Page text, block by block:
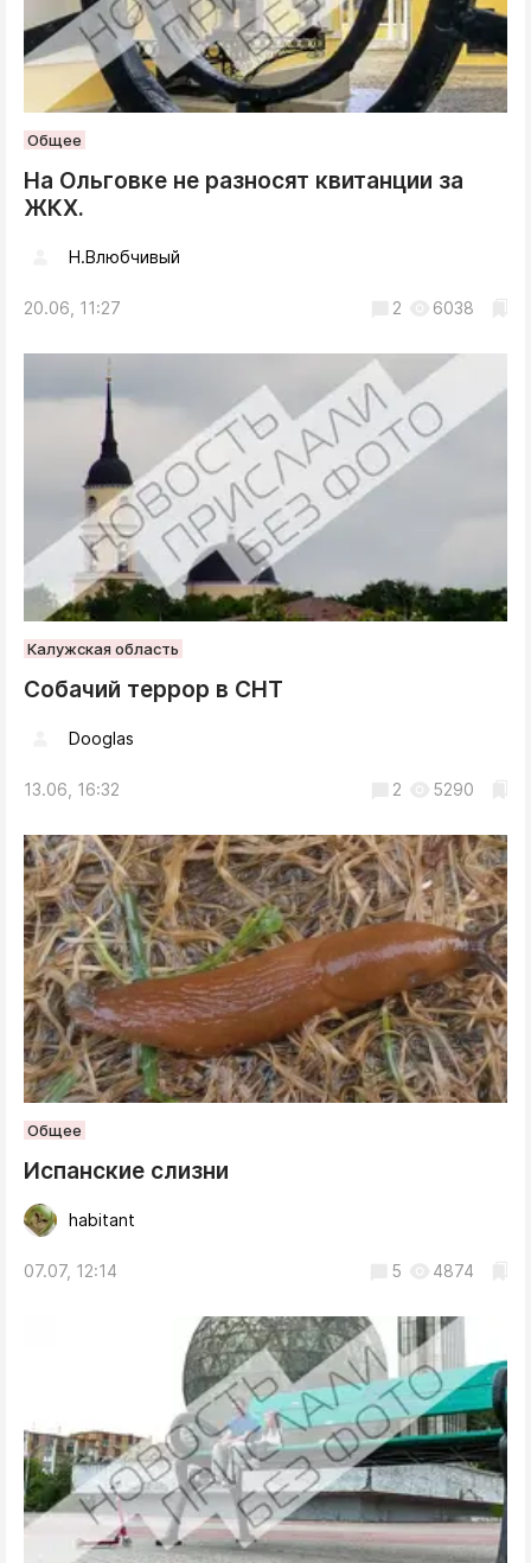
Общее
На Ольговке не разносят квитанции за
ЖКХ.
Н.Влюбчивый
20.06, 11:27 2 6038
Калужская область
Собачий террор в СНТ
Dooglas
13.06, 16:32 2 5290
Общее
Испанские слизни
habitant
07.07, 12:14 5 4874